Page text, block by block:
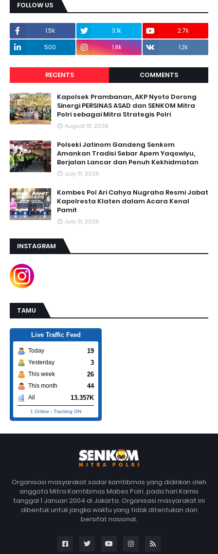
FOLLOW US
1.5k 3.1k
2.7k
500
1.8k 1.2k
RECENTS COMMENTS
Kapolsek Prambanan, AKP Nyoto Dorong
Sinergi PERSINAS ASAD dan SENKOM Mitra
Polri sebagai Mitra Strategis Polri
August 01, 2026
Polseki Jatinom Gandeng Senkom
Amankan Tradisi Sebar Apem Yaqowiyu,
Berjalan Lancar dan Penuh Kekhidmatan
July 31, 2026
Kombes Pol Ari Cahya Nugraha Resmi Jabat
Kapolresta Klaten dalam Acara Kenal
Pamit
July 31, 2026
INSTAGRAM
TAMU
Live Traffic Feed
Today 19
Yesterday 3
This week 26
This month 44
All 13.357K
1 Online - Tracking ON
Organisasi masyarakat sadar kamtibmas yang didirikan oleh
anggota Mitra Kamtibmas Mabes Polri, pada hari Kamis
tanggal 1 Januari 2004 di Jakarta. Organisasi masyarakat ini
dibentuk untuk jangka waktu yang tidak ditentukan dan
bersifat nasional.